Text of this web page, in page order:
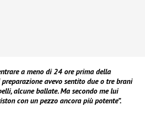
a meno di 24 ore prima della
avevo sentito due o tre brani
alcune ballate. Ma secondo me lui
con un pezzo ancora più potente”.